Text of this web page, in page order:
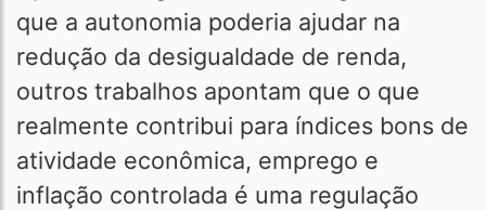
que a autonomia poderia ajudar na
redução da desigualdade de renda,
outros trabalhos apontam que o que
realmente contribui para índices bons de
atividade econômica, emprego e
inflação controlada é uma regulação